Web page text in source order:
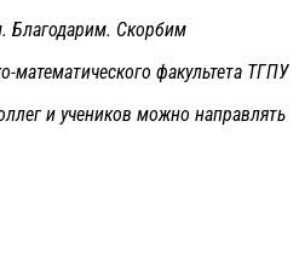
Скорбим
математического факультета ТГПУ
и учеников можно направлять